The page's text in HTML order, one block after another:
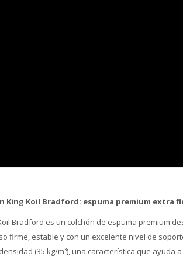
King Koil Bradford: espuma premium extra
Bradford es un colchón de espuma premium
firme, estable y con un excelente nivel de
(35 kg/m³), una característica que